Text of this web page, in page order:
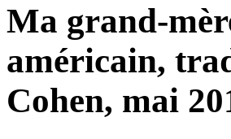
Ma grand-
américain,
Cohen, mai